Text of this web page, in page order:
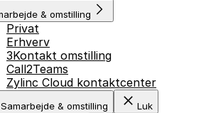
& omstilling
Privat
Erhverv
3Kontakt omstilling
Call2Teams
Zylinc Cloud kontaktcenter
Samarbejde & omstilling Luk